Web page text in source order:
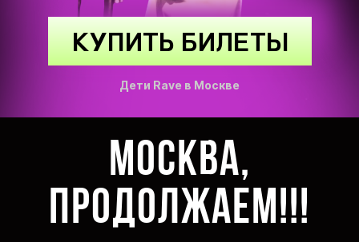
Дети Rave в Москве
КУПИТЬ БИЛЕТЫ
Москва,
продолжаем!!!